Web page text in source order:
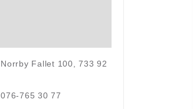
Norrby Fallet 100, 733 92
076-765 30 77